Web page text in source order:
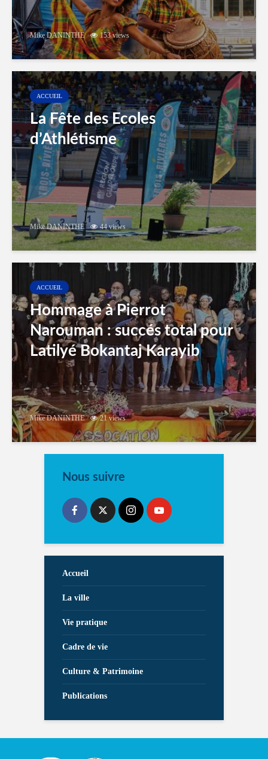
Mike DANINTHE 153 views
ACCUEIL
La Fête des Ecoles
d’Athlétisme
Mike DANINTHE 44 views
ACCUEIL
Hommage à Pierrot
Narouman : succés total pour
Latilyé Bokantaj Karayib
Mike DANINTHE 21 views
Nous suivre
Accueil
La ville
Vie pratique
Cadre de vie
Culture & Patrimoine
Publications